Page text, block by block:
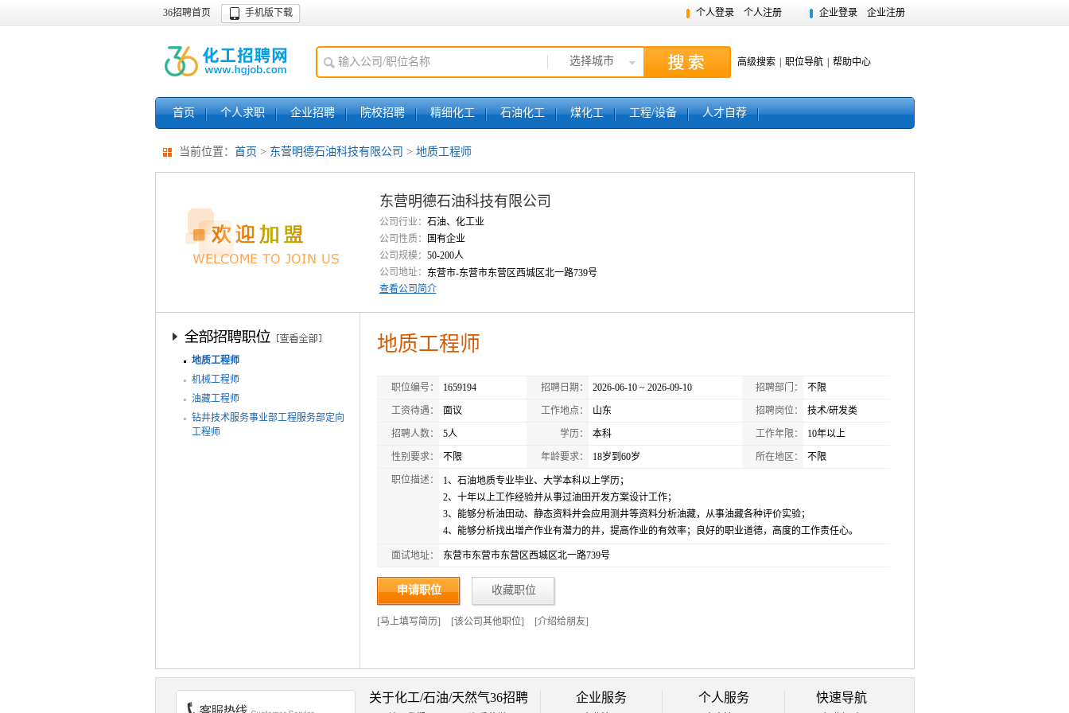
36招聘首页 手机版下载 个人登录 个人注册 企业登录 企业注册
选择城市 高级搜索 职位导航 帮助中心
首页 个人求职 企业招聘 院校招聘 精细化工 石油化工 煤化工 工程/设备 人才自荐
当前位置： 首页 > 东营明德石油科技有限公司 > 地质工程师
东营明德石油科技有限公司
公司行业： 石油、化工业
公司性质：
国有企业
公司规模： 50-200人
公司地址：
东营市-东营市东营区西城区北一路739号
查看公司简介
地质工程师
机械工程师
油藏工程师
钻井技术服务事业部工程服务部定向
工程师
地质工程师
职位编号： 1659194 招聘日期： 2026-06-10 ~ 2026-09-10 招聘部门： 不限
工资待遇： 面议 工作地点： 山东 招聘岗位： 技术/研发类
招聘人数： 5人 学历： 本科 工作年限： 10年以上
性别要求： 不限 年龄要求： 18岁到60岁 所在地区： 不限
职位描述：
1、石油地质专业毕业、大学本科以上学历；
2、十年以上工作经验并从事过油田开发方案设计工作；
3、能够分析油田动、静态资料并会应用测井等资料分析油藏，从事油藏各种评价实验；
4、能够分析找出增产作业有潜力的井，提高作业的有效率；良好的职业道德，高度的工作责任心。
面试地址： 东营市东营市东营区西城区北一路739号
申请职位 收藏职位
[马上填写简历] [该公司其他职位] [介绍给朋友]
关于化工/石油/天然气36招聘 企业服务 个人服务 快速导航